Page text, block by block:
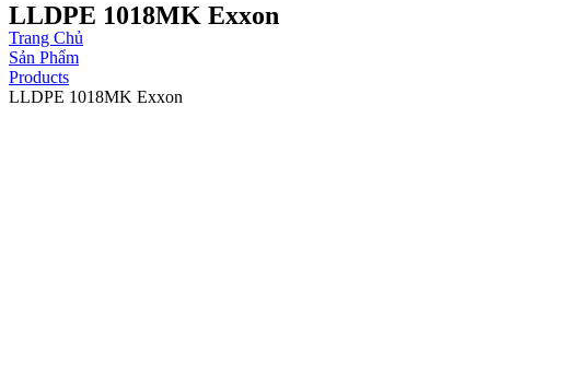
LLDPE 1018MK Exxon
Trang Chủ
Sản Phẩm
Products
LLDPE 1018MK Exxon